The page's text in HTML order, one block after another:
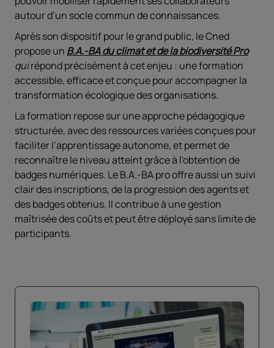
autour d’un socle commun de connaissances.
Après son dispositif pour le grand public, le Cned
propose un B.A.-BA du climat et de la biodiversité Pro
quirépond précisément à cet enjeu : une formation
accessible, efficace et conçue pour accompagner la
transformation écologique des organisations.
La formation repose sur une approche pédagogique
structurée, avec des ressources variées conçues pour
faciliter l’apprentissage autonome, et permet de
reconnaître le niveau atteint grâce à l'obtention de
badges numériques. Le B.A.-BA pro offre aussi un suivi
clair des inscriptions, de la progression des agents et
des badges obtenus. Il contribue à une gestion
maîtrisée des coûts et peut être déployé sans limite de
participants.